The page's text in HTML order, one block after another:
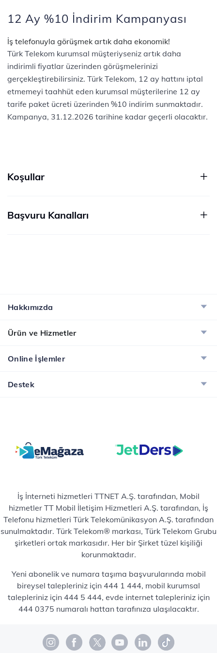
12 Ay %10 İndirim Kampanyası
İş telefonuyla görüşmek artık daha ekonomik!
Türk Telekom kurumsal müşteriyseniz artık daha
indirimli fiyatlar üzerinden görüşmelerinizi
gerçekleştirebilirsiniz. Türk Telekom, 12 ay hattını iptal
etmemeyi taahhüt eden kurumsal müşterilerine 12 ay
tarife paket ücreti üzerinden %10 indirim sunmaktadır.
Kampanya, 31.12.2026 tarihine kadar geçerli olacaktır.
Koşullar
Başvuru Kanalları
Hakkımızda
Ürün ve Hizmetler
Online İşlemler
Destek
İş İnterneti hizmetleri TTNET A.Ş. tarafından, Mobil
hizmetler TT Mobil İletişim Hizmetleri A.Ş. tarafından, İş
Telefonu hizmetleri Türk Telekomünikasyon A.Ş. tarafından
sunulmaktadır. Türk Telekom® markası, Türk Telekom Grubu
şirketleri ortak markasıdır. Her bir Şirket tüzel kişiliği
korunmaktadır.
Yeni abonelik ve numara taşıma başvurularında mobil
bireysel talepleriniz için 444 1 444, mobil kurumsal
talepleriniz için 444 5 444, evde internet talepleriniz için
444 0375 numaralı hattan tarafınıza ulaşılacaktır.